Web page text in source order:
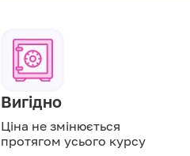
Вигідно
Ціна не змінюється
протягом усього курсу